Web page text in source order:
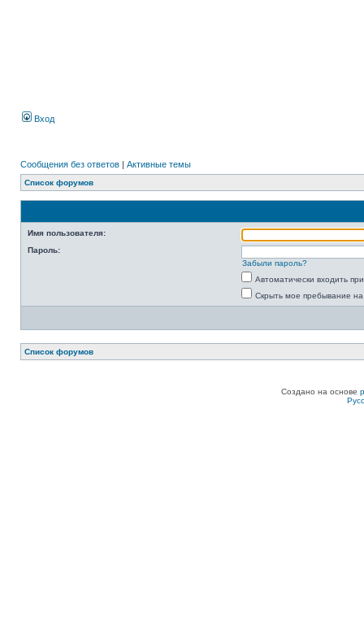
Вход
Сообщения без ответов | Активные темы
Список форумов
Имя пользователя:
Пароль:
Забыли пароль?
Автоматически входить
Скрыть мое пребывание
Список форумов
Создано на основе